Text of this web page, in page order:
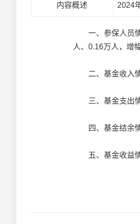
内容概述 2024
一、参保人员情
人、0.16万人，增
二、基金收入情
三、基金支出情
四、基金结余情
五、基金收益情